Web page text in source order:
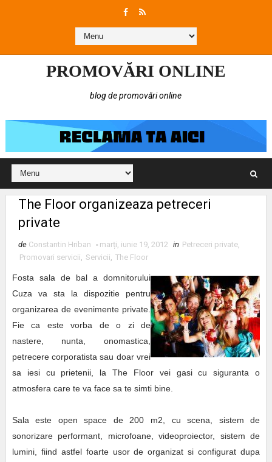
PROMOVĂRI ONLINE
blog de promovări online
The Floor organizeaza petreceri
private
de Constantin Hriban - marți, iunie 19, 2012 in Petreceri private,
Promovari servicii, Servicii, The Floor
Fosta sala de bal a domnitorului
Cuza va sta la dispozitie pentru
organizarea de evenimente private.
Fie ca este vorba de o zi de
nastere, nunta, onomastica,
petrecere corporatista sau doar vrei
sa iesi cu prietenii, la The Floor vei gasi cu siguranta o
atmosfera care te va face sa te simti bine.
Sala este open space de 200 m2, cu scena, sistem de
sonorizare performant, microfoane, videoproiector, sistem de
lumini, fiind astfel foarte usor de organizat si configurat dupa